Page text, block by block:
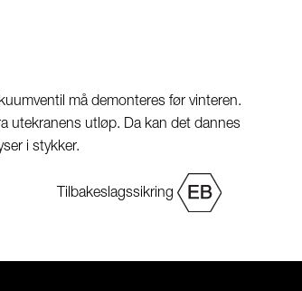
må demonteres før vinteren.
utekranens utløp. Da kan det dannes
i stykker.
Tilbakeslagssikring